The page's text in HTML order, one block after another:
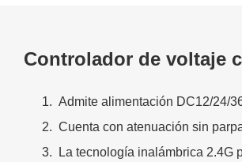
Controlador de voltaje
Admite alimentación DC12/24/
Cuenta con atenuación sin
La tecnología inalámbrica 2.4G